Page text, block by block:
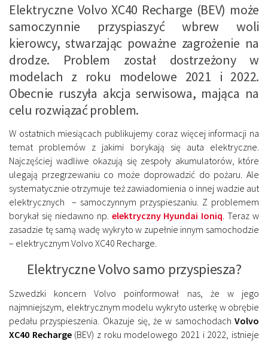
Elektryczne Volvo XC40 Recharge (BEV) może
samoczynnie przyspiaszyć wbrew woli
kierowcy, stwarzając poważne zagrożenie na
drodze. Problem został dostrzeżony w
modelach z roku modelowe 2021 i 2022.
Obecnie ruszyła akcja serwisowa, mająca na
celu rozwiązać problem.
W ostatnich miesiącach publikujemy coraz więcej informacji na
temat problemów z jakimi borykają się auta elektryczne.
Najczęściej wadliwe okazują się zespoły akumulatorów, które
ulegają przegrzewaniu co może doprowadzić do pożaru. Ale
systematycznie otrzymuje też zawiadomienia o innej wadzie aut
elektrycznych – samoczynnym przyspieszaniu. Z problemem
borykał się niedawno np. elektryczny Hyundai Ioniq . Teraz w
zasadzie tę samą wadę wykryto w zupełnie innym samochodzie
– elektrycznym Volvo XC40 Recharge.
Elektryczne Volvo samo przyspiesza?
Szwedzki koncern Volvo poinformował nas, że w jego
najmniejszym, elektrycznym modelu wykryto usterkę w obrębie
pedału przyspieszenia. Okazuje się, że w samochodach Volvo
XC40 Recharge(BEV) z roku modelowego 2021 i 2022, istnieje